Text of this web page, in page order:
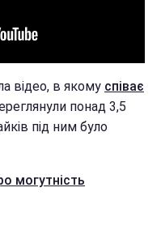
відео, в якому співає
понад 3,5
під ним було
могутність